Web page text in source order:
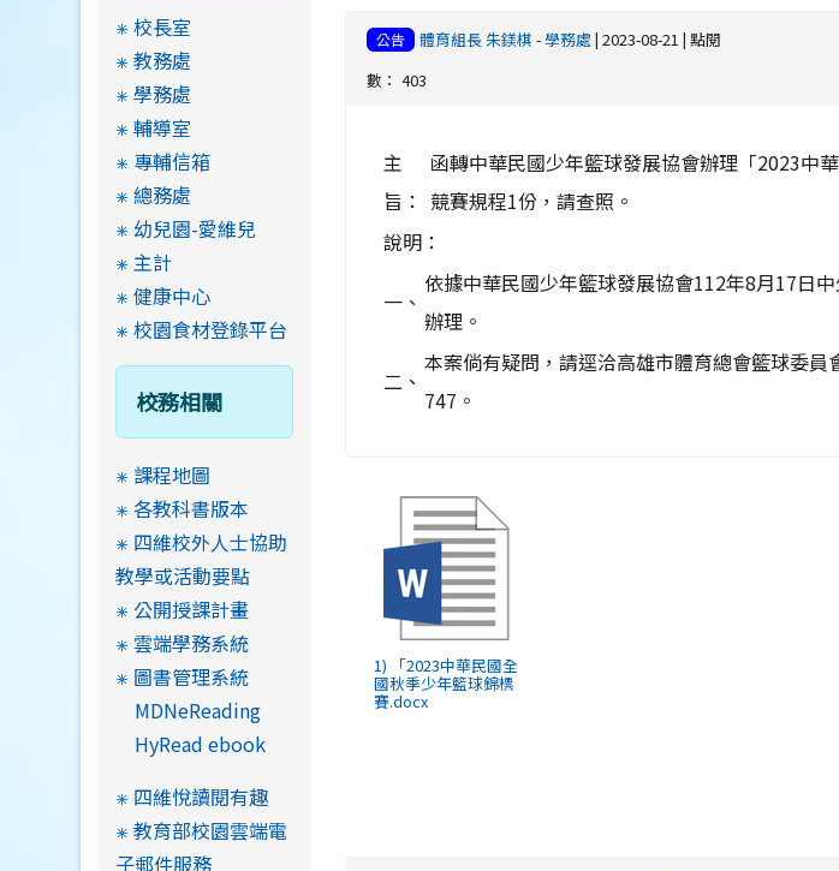
公告 體育組長 朱鎂棋 -學務處 | 2023-08-21 | 點閱
數： 403
主
旨：
函轉中華民國少年籃球發展協會辦理「2023中
競賽規程1份，請查照。
說明：
一、
依據中華民國少年籃球發展協會112年8月17日
辦理。
二、
本案倘有疑問，請逕洽高雄市體育總會籃球委
747。
1) 「2023中華民國全
國秋季少年籃球錦標
賽.docx
校長室
教務處
學務處
輔導室
專輔信箱
總務處
幼兒園-愛維兒
主計
健康中心
校園食材登錄平台
校務相關
課程地圖
各教科書版本
四維校外人士協助
教學或活動要點
公開授課計畫
雲端學務系統
圖書管理系統
MDNeReading
HyRead ebook
四維悅讀閱有趣
教育部校園雲端電
子郵件服務